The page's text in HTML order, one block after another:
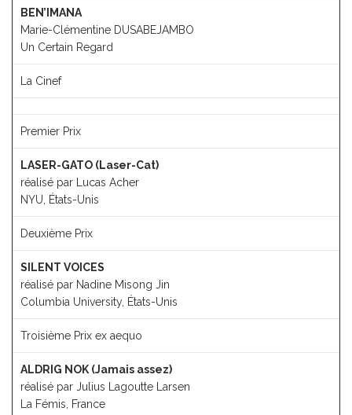
BEN’IMANA
Marie-Clémentine DUSABEJAMBO
Un Certain Regard
La Cinef
Premier Prix
LASER-GATO (Laser-Cat)
réalisé par Lucas Acher
NYU, États-Unis
Deuxième Prix
SILENT VOICES
réalisé par Nadine Misong Jin
Columbia University, États-Unis
Troisième Prix ex aequo
ALDRIG NOK (Jamais assez)
réalisé par Julius Lagoutte Larsen
La Fémis, France